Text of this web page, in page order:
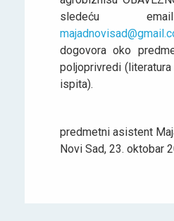
sledeću
dogovora oko
poljoprivredi (literatura
ispita).
predmetni asistent
Novi Sad, 23. oktobar